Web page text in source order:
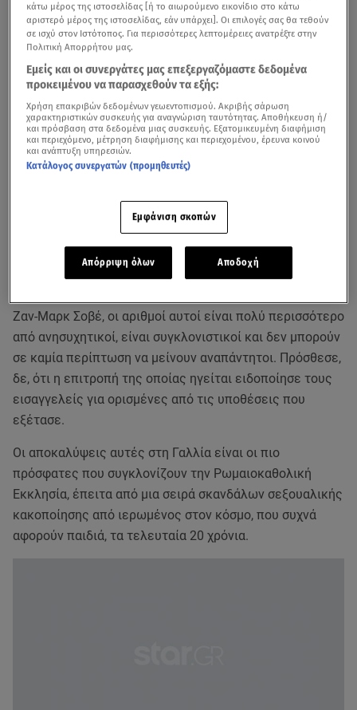
Έρευνα γιασεξουαλική κακοποίηση
ότι περίπου 216.000 παιδιά έπεσαν θύματα κακοποίησης
από καθολικούς κληρικούς και μοναχούς από το 1950
μέχρι το 2020.
Όπως δήλωσε σήμερα ο επικεφαλής της επιτροπής που
Ζαν-Μαρκ Σοβέ, οι αριθμοί αυτοί είναι πολύ περισσότερο
από ανησυχητικοί, είναι συγκλονιστικοί και δεν μπορούν
σε καμία περίπτωση να μείνουν αναπάντητοι. Πρόσθεσε,
δε, ότι η επιτροπή της οποίας ηγείται ειδοποίησε τους
εισαγγελείς για ορισμένες από τις υποθέσεις που
εξέτασε.
Οι αποκαλύψεις αυτές στη Γαλλία είναι οι πιο
πρόσφατες που συγκλονίζουν την Ρωμαιοκαθολική
Εκκλησία, έπειτα από μια σειρά σκανδάλων σεξουαλικής
κακοποίησης από ιερωμένος στον κόσμο, που συχνά
αφορούν παιδιά, τα τελευταία 20 χρόνια.
κάτω μέρος της ιστοσελίδας [ή το αιωρούμενο εικονίδιο στο κάτω
αριστερό μέρος της ιστοσελίδας, εάν υπάρχει]. Οι επιλογές σας θα τεθούν
σε ισχύ στον Ιστότοπος. Για περισσότερες λεπτομέρειες ανατρέξτε στην
Πολιτική Απορρήτου μας.
Εμείς και οι συνεργάτες μας επεξεργαζόμαστε δεδομένα
προκειμένου να παρασχεθούν τα εξής:
Χρήση επακριβών δεδομένων γεωεντοπισμού. Ακριβής σάρωση
χαρακτηριστικών συσκευής για αναγνώριση ταυτότητας. Αποθήκευση ή/
και πρόσβαση στα δεδομένα μιας συσκευής. Εξατομικευμένη διαφήμιση
και περιεχόμενο, μέτρηση διαφήμισης και περιεχομένου, έρευνα κοινού
και ανάπτυξη υπηρεσιών.
Κατάλογος συνεργατών (προμηθευτές)
Εμφάνιση σκοπών
Απόρριψη όλων Αποδοχή